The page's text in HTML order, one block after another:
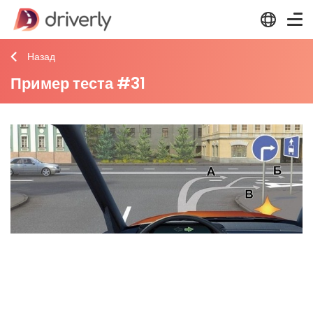
Назад
Пример теста #31